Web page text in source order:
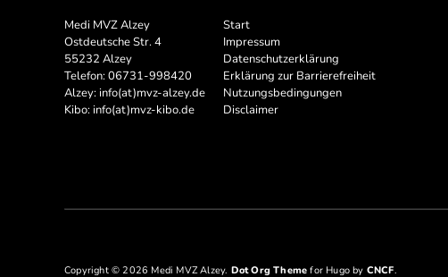
Medi MVZ Alzey
Ostdeutsche Str. 4
55232 Alzey
Telefon:06731-998420
Alzey: info(at)mvz-alzey.de
Kibo: info(at)mvz-kibo.de
Start
Impressum
Datenschutzerklärung
Erklärung zur Barrierefreiheit
Nutzungsbedingungen
Disclaimer
Copyright © 2026 Medi MVZ Alzey. Dot Org Theme for Hugo by CNCF.